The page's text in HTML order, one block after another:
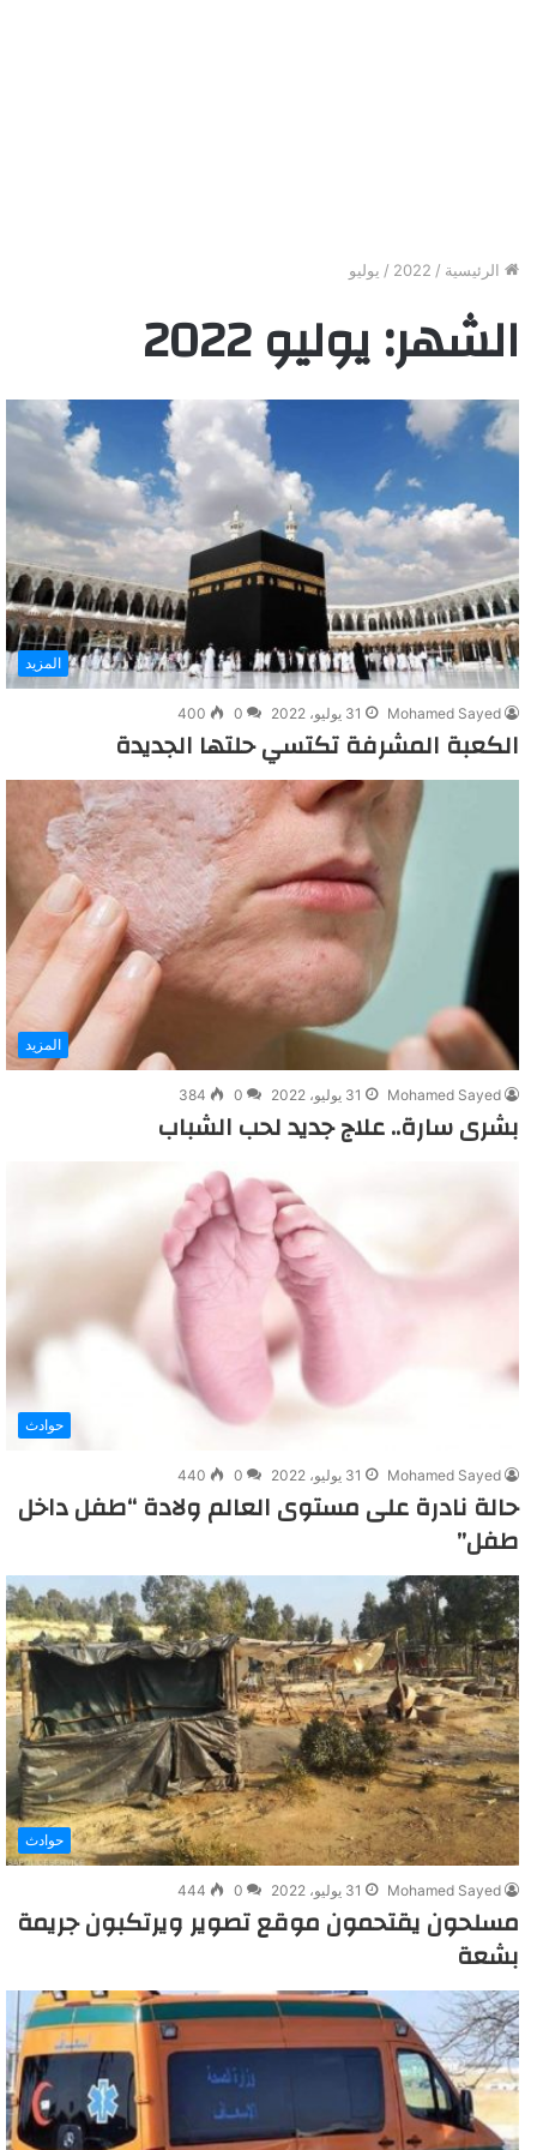
الرئيسية /
2022
/ يوليو
الشهر:يوليو 2022
المزيد
Mohamed Sayed 31 يوليو، 2022 0
400
الكعبة المشرفة تكتسي حلتها الجديدة
المزيد
Mohamed Sayed 31 يوليو، 2022 0
384
بشرى سارة.. علاج جديد لحب الشباب
حوادث
Mohamed Sayed 31 يوليو، 2022 0
440
حالة نادرة على مستوى العالم ولادة “طفل داخل
طفل”
حوادث
Mohamed Sayed 31 يوليو، 2022 0
444
مسلحون يقتحمون موقع تصوير ويرتكبون جريمة
بشعة